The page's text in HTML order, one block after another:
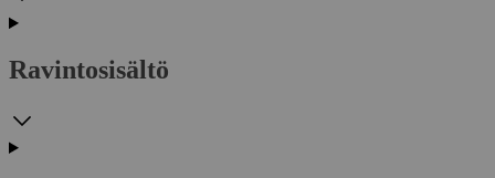
Ravintosisältö